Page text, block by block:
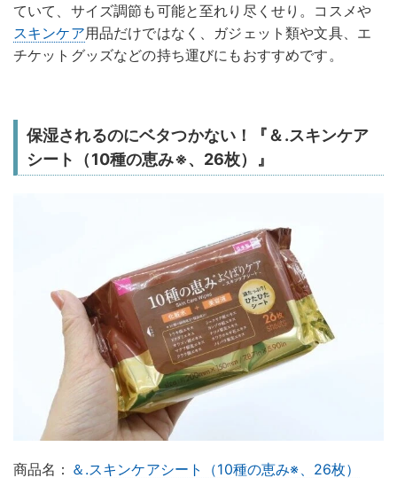
ていて、サイズ調節も可能と至れり尽くせり。コスメや
スキンケア用品だけではなく、ガジェット類や文具、エ
チケットグッズなどの持ち運びにもおすすめです。
保湿されるのにベタつかない！『＆.スキンケア
シート（10種の恵み※、26枚）』
商品名： ＆.スキンケアシート（10種の恵み※、26枚）